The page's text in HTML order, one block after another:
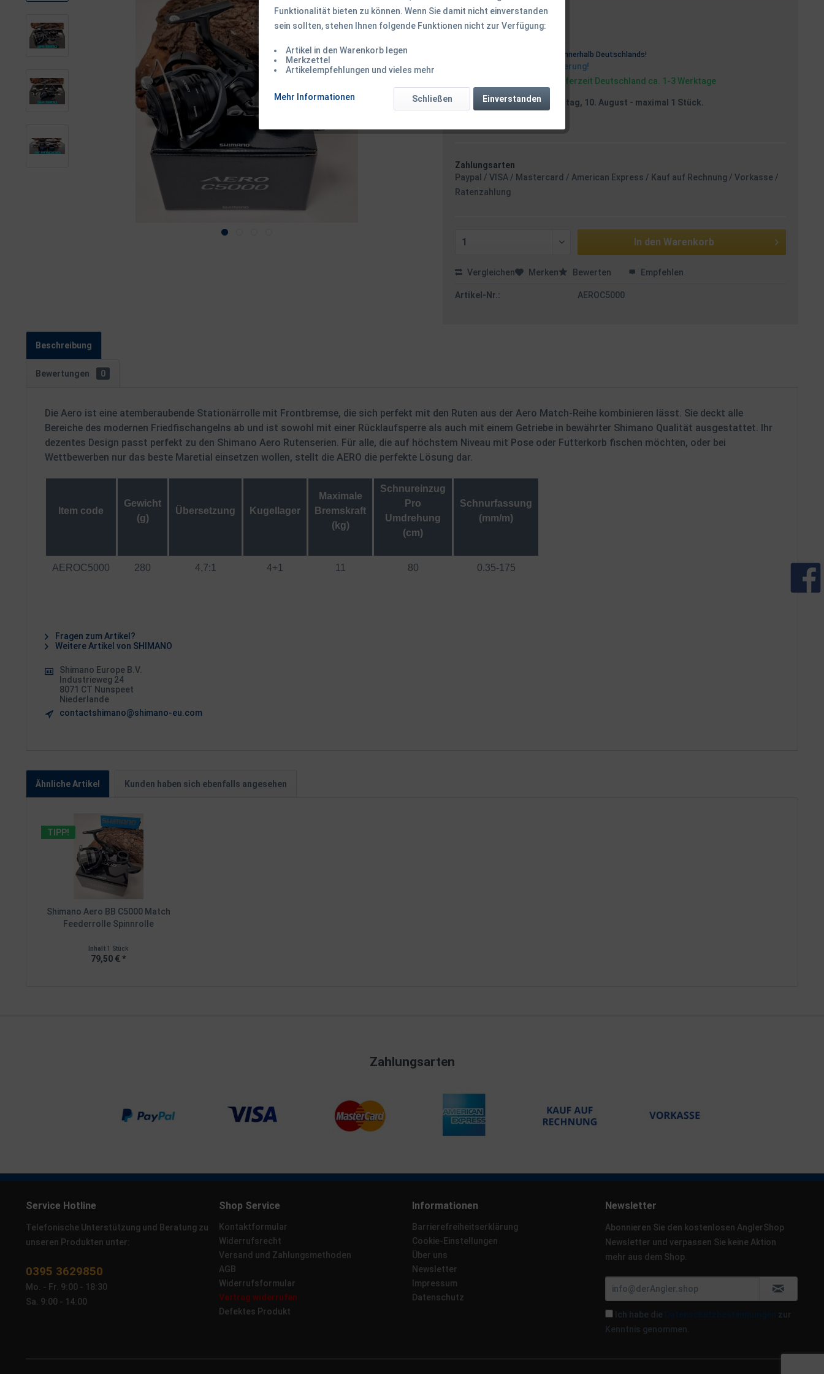
104,50 € *
Inhalt:1 Stück
innerhalb Deutschlands!
Versandkostenfreie Lieferung!
Sofort versandfertig, Lieferzeit Deutschland ca. 1-3 Werktage
Versand am Montag, 10. August - maximal 1 Stück.
Zahlungsarten
Paypal / VISA / Mastercard / American Express / Kauf auf Rechnung / Vorkasse /
Ratenzahlung
In den Warenkorb
Vergleichen Merken Bewerten Empfehlen
Artikel-Nr.: AEROC5000
Beschreibung
Bewertungen 0
Die Aero ist eine atemberaubende Stationärrolle mit Frontbremse, die sich perfekt mit den Ruten aus der Aero Match-Reihe kombinieren lässt. Sie deckt alle
Bereiche des modernen Friedfischangelns ab und ist sowohl mit einer Rücklaufsperre als auch mit einem Getriebe in bewährter Shimano Qualität ausgestattet. Ihr
dezentes Design passt perfekt zu den Shimano Aero Rutenserien. Für alle, die auf höchstem Niveau mit Pose oder Futterkorb fischen möchten, oder bei
Wettbewerben nur das beste Maretial einsetzen wollen, stellt die AERO die perfekte Lösung dar.
Item code
Gewicht
(g)
Übersetzung Kugellager
Maximale
Bremskraft
(kg)
Schnureinzug
Pro
Umdrehung
(cm)
Schnurfassung
(mm/m)
AEROC5000 280 4,7:1 4+1 11 80 0.35-175
Fragen zum Artikel?
Weitere Artikel von SHIMANO
Shimano Europe B.V.
Industrieweg 24
8071 CT Nunspeet
Niederlande
contactshimano@shimano-eu.com
Ähnliche Artikel Kunden haben sich ebenfalls angesehen
TIPP!
Shimano Aero BB C5000 Match
Feederrolle Spinnrolle
Inhalt1 Stück
79,50 € *
Zahlungsarten
Service Hotline
Telefonische Unterstützung und Beratung zu
unseren Produkten unter:
0395 3629850
Mo. - Fr. 9:00 - 18:30
Sa. 9:00 - 14:00
Shop Service
Kontaktformular
Widerrufsrecht
Versand und Zahlungsmethoden
AGB
Widerrufsformular
Vertrag widerrufen
Defektes Produkt
Informationen
Barrierefreiheitserklärung
Cookie-Einstellungen
Über uns
Newsletter
Impressum
Datenschutz
Newsletter
Abonnieren Sie den kostenlosen AnglerShop
Newsletter und verpassen Sie keine Aktion
mehr aus dem Shop.
Ich habe die Datenschutzbestimmungen zur
Kenntnis genommen.
Funktionalität bieten zu können. Wenn Sie damit nicht einverstanden
sein sollten, stehen Ihnen folgende Funktionen nicht zur Verfügung:
Artikel in den Warenkorb legen
Merkzettel
Artikelempfehlungen und vieles mehr
Mehr Informationen Einverstanden
Schließen